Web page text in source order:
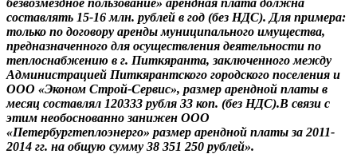
составлять 15-16 млн. рублей в год (без НДС). Для примера:
только по договору аренды муниципального имущества,
предназначенного для осуществления деятельности по
теплоснабжению в г. Питкяранта, заключенного между
Администрацией Питкярантского городского поселения и
ООО «Эконом Строй-Сервис», размер арендной платы в
месяц составлял 120333 рубля 33 коп. (без НДС).В связи с
этим необоснованно занижен ООО
«Петербургтеплоэнерго» размер арендной платы за 2011-
2014 гг. на общую сумму 38 351 250 рублей».